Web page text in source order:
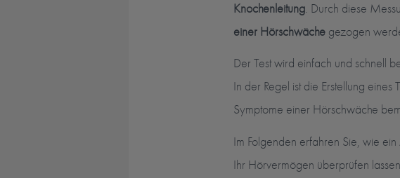
Knochenleitung. Durch diese
einer Hörschwäche gezogen
Der Test wird einfach und schnell
In der Regel ist die Erstellung
Symptome einer Hörschwäche
Im Folgenden erfahren Sie, wie
Ihr Hörvermögen überprüfen